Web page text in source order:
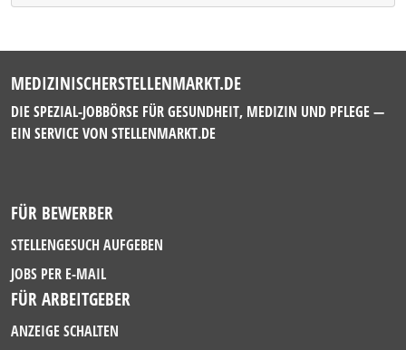
MEDIZINISCHERSTELLENMARKT.DE
DIE SPEZIAL-JOBBÖRSE FÜR GESUNDHEIT, MEDIZIN UND PFLEGE —
EIN SERVICE VON STELLENMARKT.DE
FÜR BEWERBER
STELLENGESUCH AUFGEBEN
JOBS PER E-MAIL
FÜR ARBEITGEBER
ANZEIGE SCHALTEN